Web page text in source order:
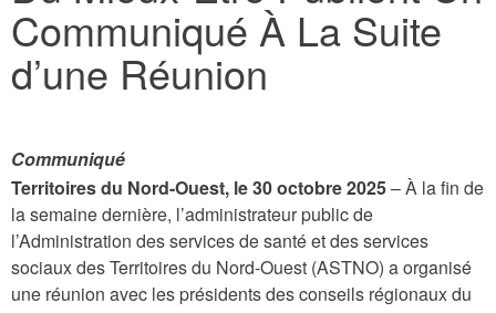
Communiqué À La Suite
d’une Réunion
Communiqué
Territoires du Nord-Ouest, le 30 octobre 2025– À la fin de
la semaine dernière, l’administrateur public de
l’Administration des services de santé et des services
sociaux des Territoires du Nord-Ouest (ASTNO) a organisé
une réunion avec les présidents des conseils régionaux du